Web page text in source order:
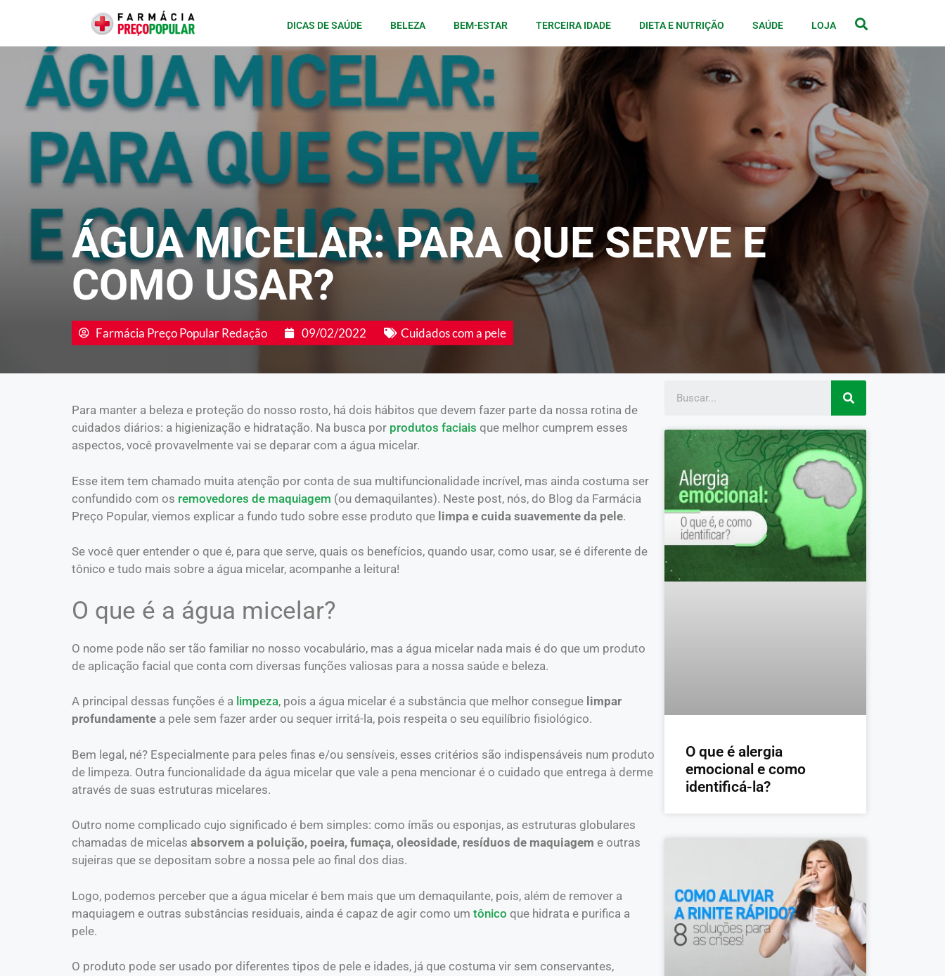
DICAS DE SAÚDE BELEZA BEM-ESTAR TERCEIRA IDADE DIETA E NUTRIÇÃO SAÚDE LOJA
ÁGUA MICELAR: PARA QUE SERVE E
COMO USAR?
Farmácia Preço Popular Redação 09/02/2022 Cuidados com a pele
Para manter a beleza e proteção do nosso rosto, há dois hábitos que devem fazer parte da nossa rotina de
cuidados diários: a higienização e hidratação. Na busca por produtos faciais que melhor cumprem esses
aspectos, você provavelmente vai se deparar com a água micelar.
Esse item tem chamado muita atenção por conta de sua multifuncionalidade incrível, mas ainda costuma ser
confundido com os removedores de maquiagem (ou demaquilantes). Neste post, nós, do Blog da Farmácia
Preço Popular, viemos explicar a fundo tudo sobre esse produto que limpa e cuida suavemente da pele.
Se você quer entender o que é, para que serve, quais os benefícios, quando usar, como usar, se é diferente de
tônico e tudo mais sobre a água micelar, acompanhe a leitura!
O que é a água micelar?
O nome pode não ser tão familiar no nosso vocabulário, mas a água micelar nada mais é do que um produto
de aplicação facial que conta com diversas funções valiosas para a nossa saúde e beleza.
A principal dessas funções é a limpeza, pois a água micelar é a substância que melhor consegue limpar
profundamente a pele sem fazer arder ou sequer irritá-la, pois respeita o seu equilíbrio fisiológico.
Bem legal, né? Especialmente para peles finas e/ou sensíveis, esses critérios são indispensáveis num produto
de limpeza. Outra funcionalidade da água micelar que vale a pena mencionar é o cuidado que entrega à derme
através de suas estruturas micelares.
Outro nome complicado cujo significado é bem simples: como ímãs ou esponjas, as estruturas globulares
chamadas de micelas absorvem a poluição, poeira, fumaça, oleosidade, resíduos de maquiagem e outras
sujeiras que se depositam sobre a nossa pele ao final dos dias.
Logo, podemos perceber que a água micelar é bem mais que um demaquilante, pois, além de remover a
maquiagem e outras substâncias residuais, ainda é capaz de agir como um tônico que hidrata e purifica a
pele.
O produto pode ser usado por diferentes tipos de pele e idades, já que costuma vir sem conservantes,
O que é alergia
emocional e como
identificá-la?